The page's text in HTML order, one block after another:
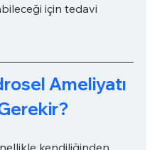
için tedavi
Ameliyatı
kendiliğinden